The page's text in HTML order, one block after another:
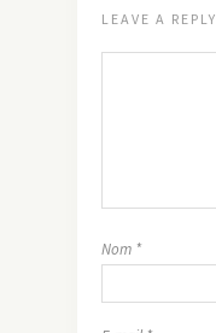
LEAVE A REPLY
Nom *